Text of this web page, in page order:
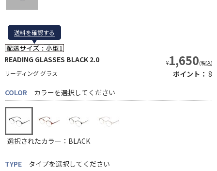
送料を確認する
送料を確認する
READING GLASSES BLACK 2.0
リーディング グラス
¥1,650(税込)
ポイント： 8
COLOR
カラーを選択してください
選択されたカラー：BLACK
TYPE タイプを選択してください